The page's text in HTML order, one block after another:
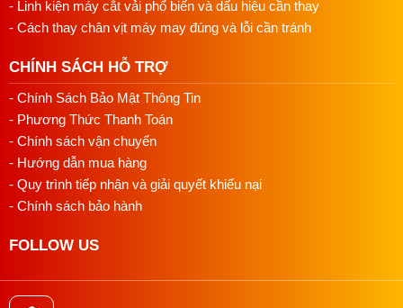
- Linh kiện máy cắt vải phổ biến và dấu hiệu cần thay
- Cách thay chân vịt máy may đúng và lỗi cần tránh
CHÍNH SÁCH HỖ TRỢ
- Chính Sách Bảo Mật Thông Tin
- Phương Thức Thanh Toán
- Chính sách vận chuyển
- Hướng dẫn mua hàng
- Quy trình tiếp nhận và giải quyết khiếu nại
- Chính sách bảo hành
FOLLOW US